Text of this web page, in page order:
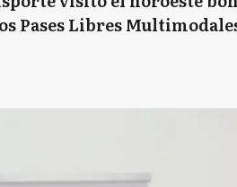
Pases Libres